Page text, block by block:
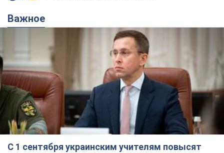
Важное
С 1 сентября украинским учителям повысят